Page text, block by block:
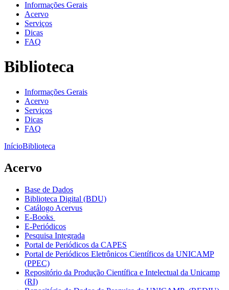
Informações Gerais
Acervo
Serviços
Dicas
FAQ
Biblioteca
Informações Gerais
Acervo
Serviços
Dicas
FAQ
InícioBiblioteca
Acervo
Base de Dados
Biblioteca Digital (BDU)
Catálogo Acervus
E-Books
E-Periódicos
Pesquisa Integrada
Portal de Periódicos da CAPES
Portal de Periódicos Eletrônicos Científicos da UNICAMP
(PPEC)
Repositório da Produção Científica e Intelectual da Unicamp
(RI)